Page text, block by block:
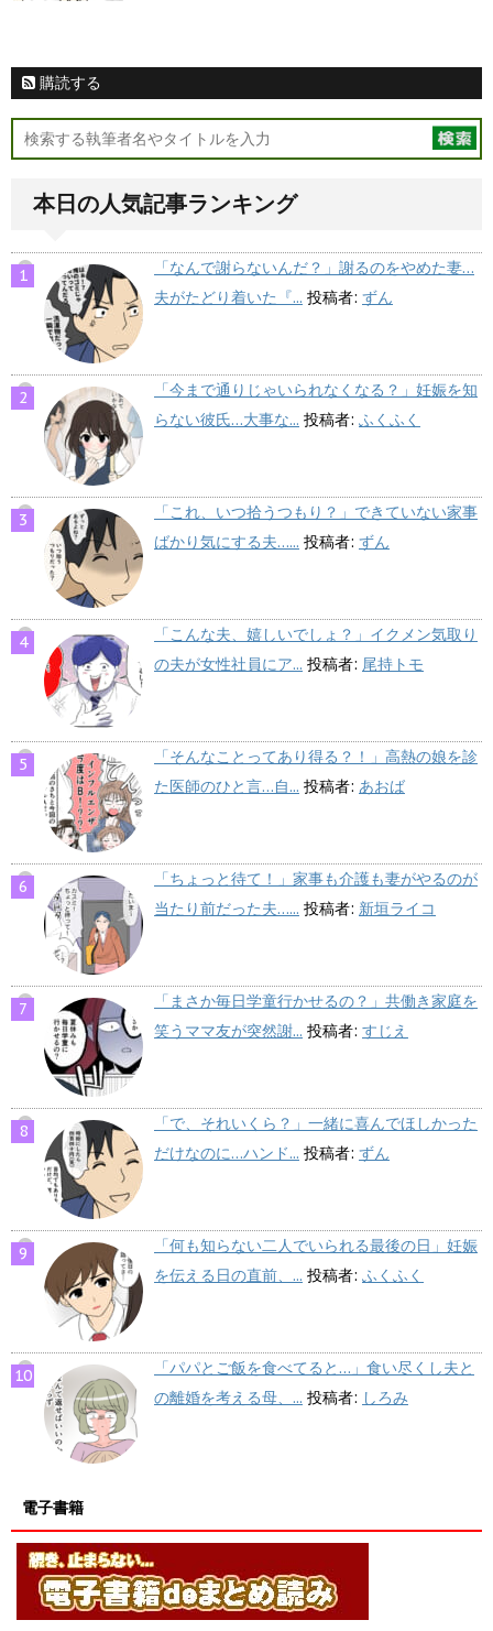
購読する
本日の人気記事ランキング
「なんで謝らないんだ？」謝るのをやめた妻…
夫がたどり着いた『... 投稿者: ずん
「今まで通りじゃいられなくなる？」妊娠を知
らない彼氏…大事な... 投稿者: ふくふく
「これ、いつ拾うつもり？」できていない家事
ばかり気にする夫…... 投稿者: ずん
「こんな夫、嬉しいでしょ？」イクメン気取り
の夫が女性社員にア... 投稿者: 尾持トモ
「そんなことってあり得る？！」高熱の娘を診
た医師のひと言…自... 投稿者: あおば
「ちょっと待て！」家事も介護も妻がやるのが
当たり前だった夫…... 投稿者: 新垣ライコ
「まさか毎日学童行かせるの？」共働き家庭を
笑うママ友が突然謝... 投稿者: すじえ
「で、それいくら？」一緒に喜んでほしかった
だけなのに…ハンド... 投稿者: ずん
「何も知らない二人でいられる最後の日」妊娠
を伝える日の直前、... 投稿者: ふくふく
「パパとご飯を食べてると…」食い尽くし夫と
の離婚を考える母、... 投稿者: しろみ
電子書籍